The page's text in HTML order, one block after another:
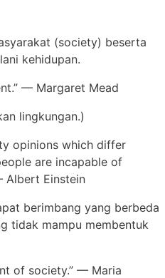
(society) beserta
kehidupan.
— Margaret Mead
lingkungan.)
opinions which differ
are incapable of
Albert Einstein
berimbang yang berbeda
tidak mampu membentuk
of society.” — Maria